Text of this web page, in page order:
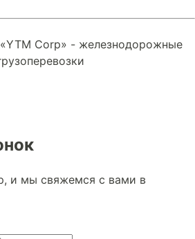
Corp» - железнодорожные
и мы свяжемся с вами в